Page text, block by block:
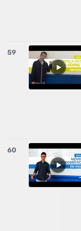
59
60